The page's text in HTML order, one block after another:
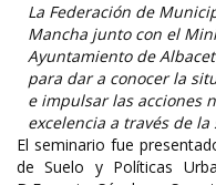
La Federación de
Mancha junto con el
Ayuntamiento de
para dar a conocer la
e impulsar las acciones
excelencia a través de
El seminario fue
de Suelo y Políticas